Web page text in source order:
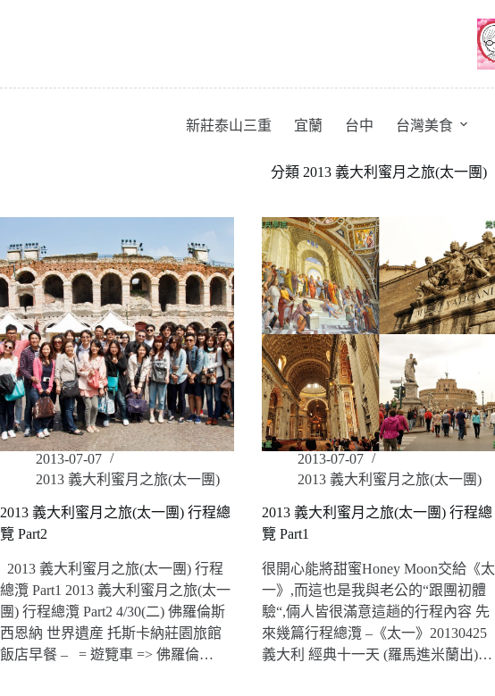
新莊泰山三重 宜蘭 台中 台灣美食
分類 2013 義大利蜜月之旅(太一團)
2013-07-07
2013 義大利蜜月之旅(太一團)
2013 義大利蜜月之旅(太一團) 行程總
覽 Part2
2013 義大利蜜月之旅(太一團) 行程
總灠 Part1 2013 義大利蜜月之旅(太一
團) 行程總灠 Part2 4/30(二) 佛羅倫斯
西恩納 世界遺産 托斯卡納莊園旅館
飯店早餐 – = 遊覽車 => 佛羅倫…
2013-07-07
2013 義大利蜜月之旅(太一團)
2013 義大利蜜月之旅(太一團) 行程總
覽 Part1
很開心能將甜蜜Honey Moon交給《太
一》,而這也是我與老公的“跟團初體
驗“,倆人皆很滿意這趟的行程內容 先
來幾篇行程總灠 –《太一》20130425
義大利 經典十一天 (羅馬進米蘭出)…